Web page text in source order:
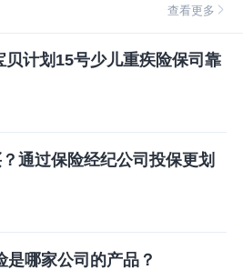
查看更多
贝计划15号少儿重疾险保司靠
通过保险经纪公司投保更划
是哪家公司的产品？